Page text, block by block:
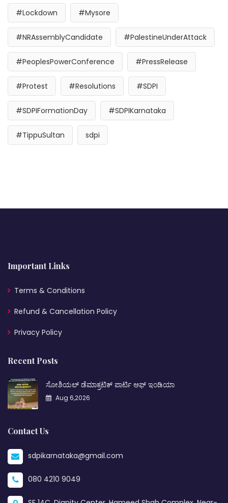
#Lockdown #Mysore
#NRAssemblyCandidate #PalestineUnderAttack
#PeoplesPowerConference #PressRelease
#Protest #Resolutions #SDPI
#SDPIFormationDay #SDPIKarnataka
#TippuSultan sdpi
Important Links
Terms & Conditions
Refund & Cancellation Policy
Privacy Policy
Recent Posts
ಸೋಶಿಯಲ್ ಡೆಮಾಕ್ರಟಿಕ್ ಪಾರ್ಟಿ ಆಫ್ ಇಂಡಿಯಾ
Aug 6,2026
Contact Us
sdpikarnataka@gmail.com
080 4210 9049